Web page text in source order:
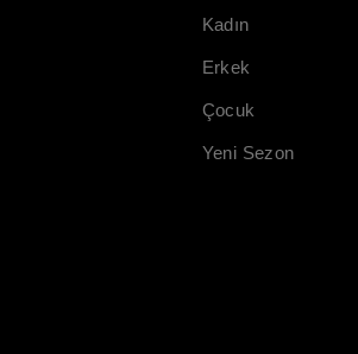
Kadın
Erkek
Çocuk
Yeni Sezon